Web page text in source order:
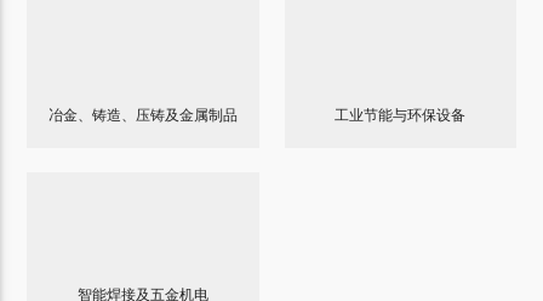
冶金、铸造、压铸及金属制品 工业节能与环保设备
智能焊接及五金机电